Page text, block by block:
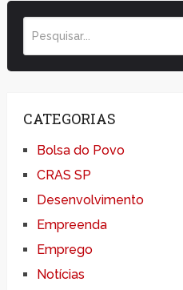
CATEGORIAS
Bolsa do Povo
CRAS SP
Desenvolvimento
Empreenda
Emprego
Notícias